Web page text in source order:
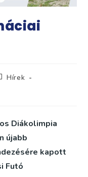
Hírek
Diákolimpia
újabb
kapott
Futó